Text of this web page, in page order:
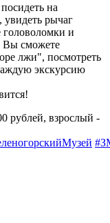
на
увидеть рычаг
и
Вы сможете
лжи", посмотреть
экскурсию
рублей, взрослый -